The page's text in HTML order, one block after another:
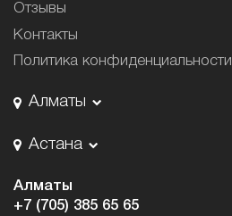
Отзывы
Контакты
Политика конфиденциальности
Алматы
Астана
Алматы
+7 (705) 385 65 65